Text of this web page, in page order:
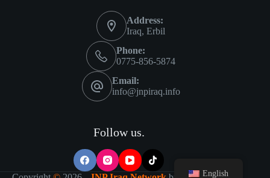
Address:
Iraq, Erbil
Phone:
0775-856-5874
Email:
info@jnpiraq.info
Follow us.
English